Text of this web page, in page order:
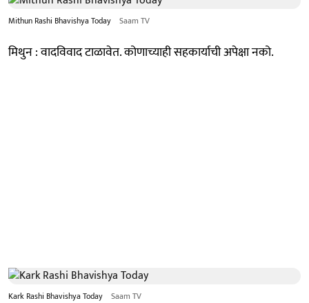
Mithun Rashi Bhavishya Today Saam TV
मिथुन : वादविवाद टाळावेत. कोणाच्याही सहकार्याची अपेक्षा नको.
Kark Rashi Bhavishya Today Saam TV